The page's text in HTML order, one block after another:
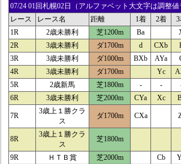
07/24 01回札幌02日（アルファベット大文字は調整
レース
レース名 距離 1着 2着
1R
2歳未勝利 芝1200m Ba
2R
3歳未勝利 ダ1700m d CXb
3R
3歳未勝利 ダ1000m BXb AYa
4R
3歳未勝利 ダ1700m Yc
5R
2歳新馬 芝1800m - -
6R
3歳未勝利 芝2000m CYa Xc
7R
3歳上１勝クラ
ス
ダ1700m CXa
8R
3歳上１勝クラ
ス
芝1800m
9R ＨＴＢ賞 芝2000m Cb